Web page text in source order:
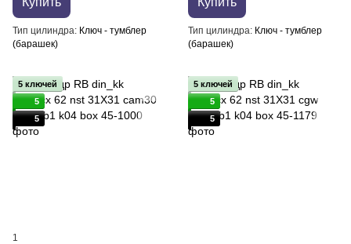
Тип цилиндра Ключ - тумблер
(барашек)
Тип цилиндра Ключ - тумблер
(барашек)
5 ключей
5
5
1
5 ключей
5
5